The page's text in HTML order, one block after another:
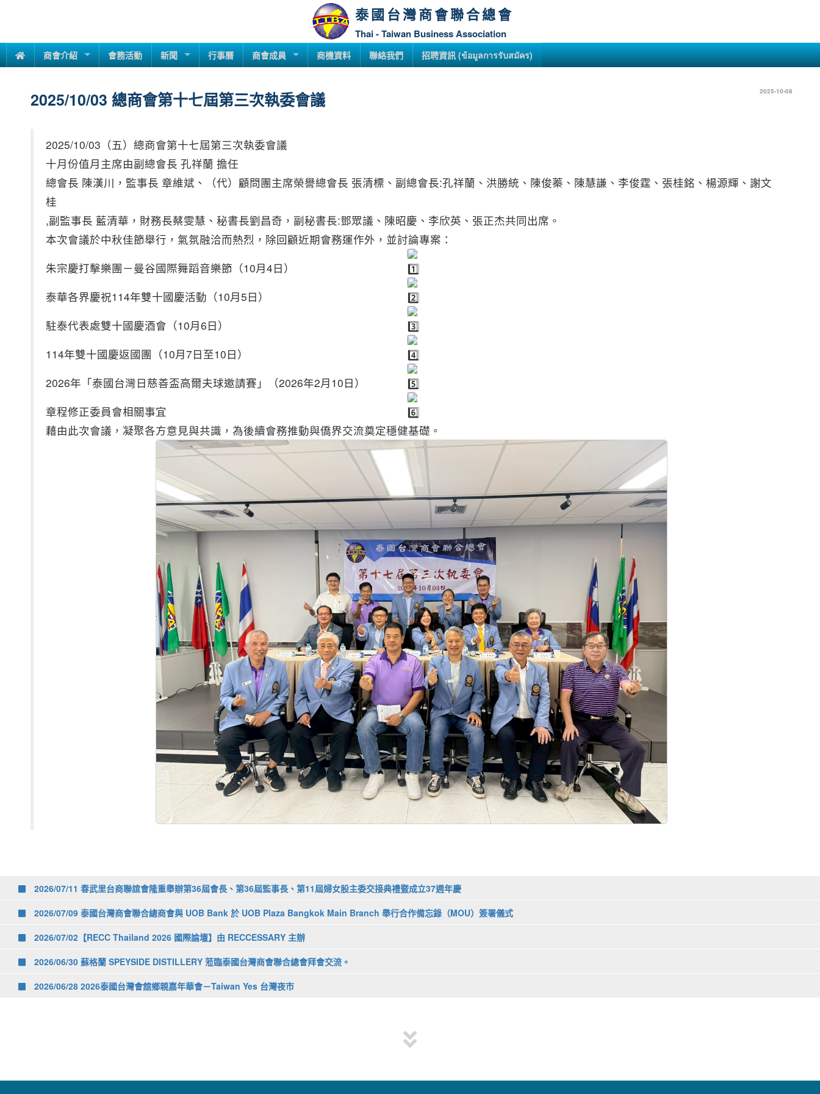
泰國台灣商會聯合總會
Thai - Taiwan Business Association
商會介紹 會務活動 新聞 行事曆 商會成員 商機資料 聯絡我們 招聘資訊 (ข้อมูลการรับสมัคร)
2025/10/03 總商會第十七屆第三次執委會議 2025-10-08
2025/10/03（五）總商會第十七屆第三次執委會議
十月份值月主席由副總會長 孔祥蘭 擔任
總會長 陳漢川，監事長 章維斌、（代）顧問團主席榮譽總會長 張清標、副總會長:孔祥蘭、洪勝統、陳俊蓁、陳慧謙、李俊霆、張桂銘、楊源輝、謝文
桂
,副監事長 藍清華，財務長蔡雯慧、秘書長劉昌奇，副秘書長:鄧眾議、陳昭慶、李欣英、張正杰共同出席。
本次會議於中秋佳節舉行，氣氛融洽而熱烈，除回顧近期會務運作外，並討論專案：
朱宗慶打擊樂團－曼谷國際舞蹈音樂節（10月4日）
泰華各界慶祝114年雙十國慶活動（10月5日）
駐泰代表處雙十國慶酒會（10月6日）
114年雙十國慶返國團（10月7日至10日）
2026年「泰國台灣日慈善盃高爾夫球邀請賽」（2026年2月10日）
章程修正委員會相關事宜
藉由此次會議，凝聚各方意見與共識，為後續會務推動與僑界交流奠定穩健基礎。
2026/07/11 春武里台商聯誼會隆重舉辦第36屆會長、第36屆監事長、第11屆婦女股主委交接典禮暨成立37週年慶
2026/07/09 泰國台灣商會聯合總商會與 UOB Bank 於 UOB Plaza Bangkok Main Branch 舉行合作備忘錄（MOU）簽署儀式
2026/07/02【RECC Thailand 2026 國際論壇】由 RECCESSARY 主辦
2026/06/30 蘇格蘭 SPEYSIDE DISTILLERY 蒞臨泰國台灣商會聯合總會拜會交流。
2026/06/28 2026泰國台灣會舘鄉親嘉年華會－Taiwan Yes 台灣夜市